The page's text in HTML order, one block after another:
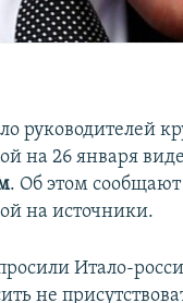
руководителей
на 26 января
. Об этом сообщают
на источники.
Итало-
не